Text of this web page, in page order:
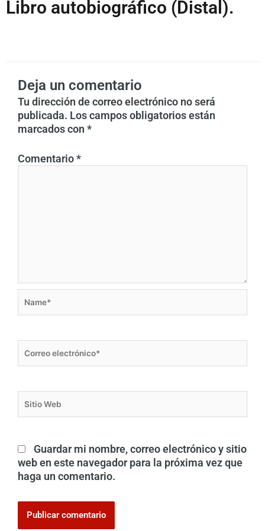
Libro autobiográfico (Distal).
Deja un comentario
Tu dirección de correo electrónico no será
publicada. Los campos obligatorios están
marcados con *
Comentario*
electrónico*
Web
Guardar mi nombre, correo electrónico y sitio
web en este navegador para la próxima vez que
haga un comentario.